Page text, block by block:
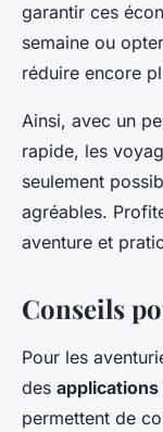
garantir ces
semaine ou
réduire encore
Ainsi, avec un
rapide, les
seulement
agréables.
aventure et
Conseils
Pour les
des
permettent de